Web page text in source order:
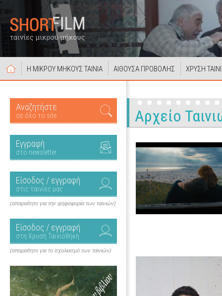
Η ΜΙΚΡΟΥ ΜΗΚΟΥΣ ΤΑΙΝΙΑ ΑΙΘΟΥΣΑ ΠΡΟΒΟΛΗΣ ΧΡΥΣΗ
Αναζητήστε
σε όλο το site
Εγγραφή
στο newsletter
Είσοδος / εγγραφή
στις ταινίες μας
(απαραίτητο για την ψηφοφορία των ταινιών)
Είσοδος / εγγραφή
στη Χρυσή Ταινιοθήκη
(απαραίτητο για το σχολιασμό των ταινιών)
Αρχείο